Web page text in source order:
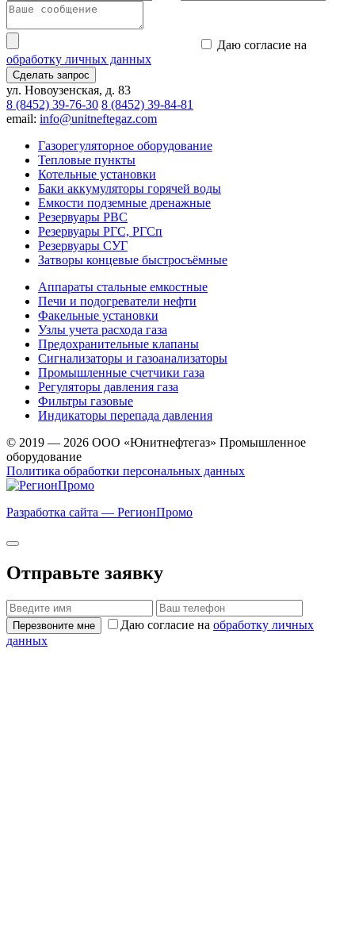
Даю согласие на
обработку личных данных
Сделать запрос
ул. Новоузенская, д. 83
8 (8452) 39-76-30 8 (8452) 39-84-81
email: info@unitneftegaz.com
Газорегуляторное оборудование
Тепловые пункты
Котельные установки
Баки аккумуляторы горячей воды
Емкости подземные дренажные
Резервуары РВС
Резервуары РГС, РГСп
Резервуары СУГ
Затворы концевые быстросъёмные
Аппараты стальные емкостные
Печи и подогреватели нефти
Факельные установки
Узлы учета расхода газа
Предохранительные клапаны
Сигнализаторы и газоанализаторы
Промышленные счетчики газа
Регуляторы давления газа
Фильтры газовые
Индикаторы перепада давления
© 2019 — 2026 ООО «Юнитнефтегаз» Промышленное
оборудование
Политика обработки персональных данных
Разработка сайта — РегионПромо
Отправьте заявку
Перезвоните мне Даю согласие на обработку личных
данных